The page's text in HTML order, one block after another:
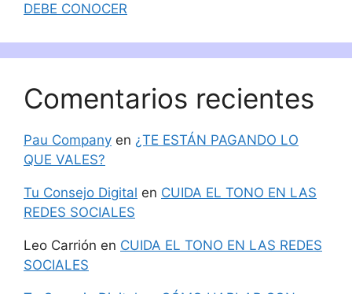
DEBE CONOCER
Comentarios recientes
Pau Company en ¿TE ESTÁN PAGANDO LO
QUE VALES?
Tu Consejo Digital en CUIDA EL TONO EN LAS
REDES SOCIALES
Leo Carrión en CUIDA EL TONO EN LAS REDES
SOCIALES